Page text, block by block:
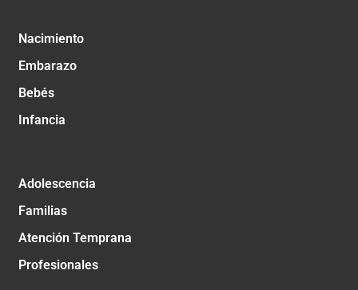
Nacimiento
Embarazo
Bebés
Infancia
Adolescencia
Familias
Atención Temprana
Profesionales